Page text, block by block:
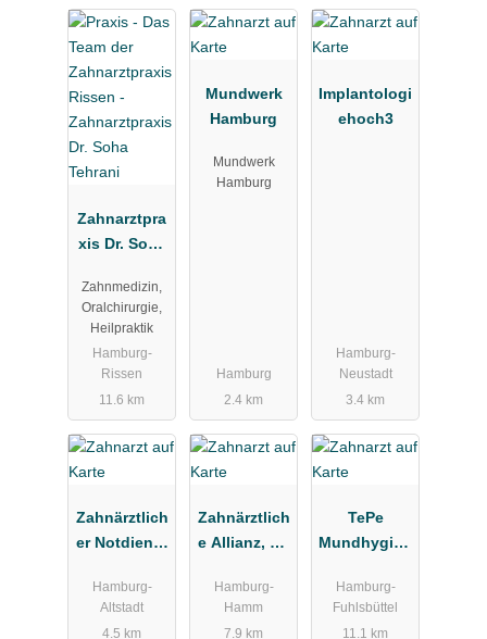
Zahnarztpra
xis Dr. Soha
Zahnmedizin,
Oralchirurgie,
Heilpraktik
Hamburg-
Rissen
11.6 km
Mundwerk
Hamburg
Mundwerk
Hamburg
Hamburg
2.4 km
Implantologi
ehoch3
Hamburg-
Neustadt
3.4 km
Zahnärztlich
er Notdienst
ärztliche
Vereinigung
Hamburg-
Altstadt
4.5 km
Zahnärztlich
e Allianz, Dr.
Partner
Hamburg-
Hamm
7.9 km
TePe
Mundhygien
Vertriebs-
GmbH
Hamburg-
Fuhlsbüttel
11.1 km